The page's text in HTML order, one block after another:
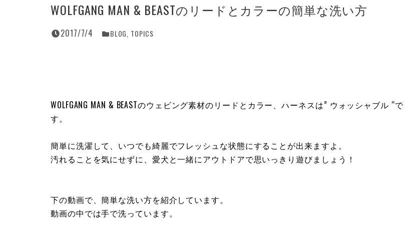
WOLFGANG MAN & BEASTのリードとカラーの簡単な洗い方
2017/7/4 BLOG TOPICS
WOLFGANG MAN & BEASTのウェビング素材のリードとカラー、ハーネスは” ウォッシャブル “で
す。
簡単に洗濯して、いつでも綺麗でフレッシュな状態にすることが出来ますよ。
汚れることを気にせずに、愛犬と一緒にアウトドアで思いっきり遊びましょう！
下の動画で、簡単な洗い方を紹介しています。
動画の中では手で洗っています。